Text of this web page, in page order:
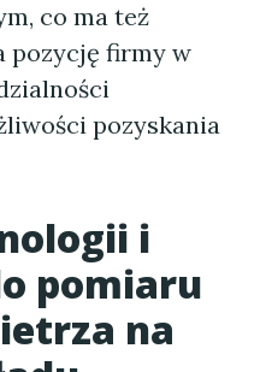
co ma też
pozycję firmy w
pozyskania
i
pomiaru
na